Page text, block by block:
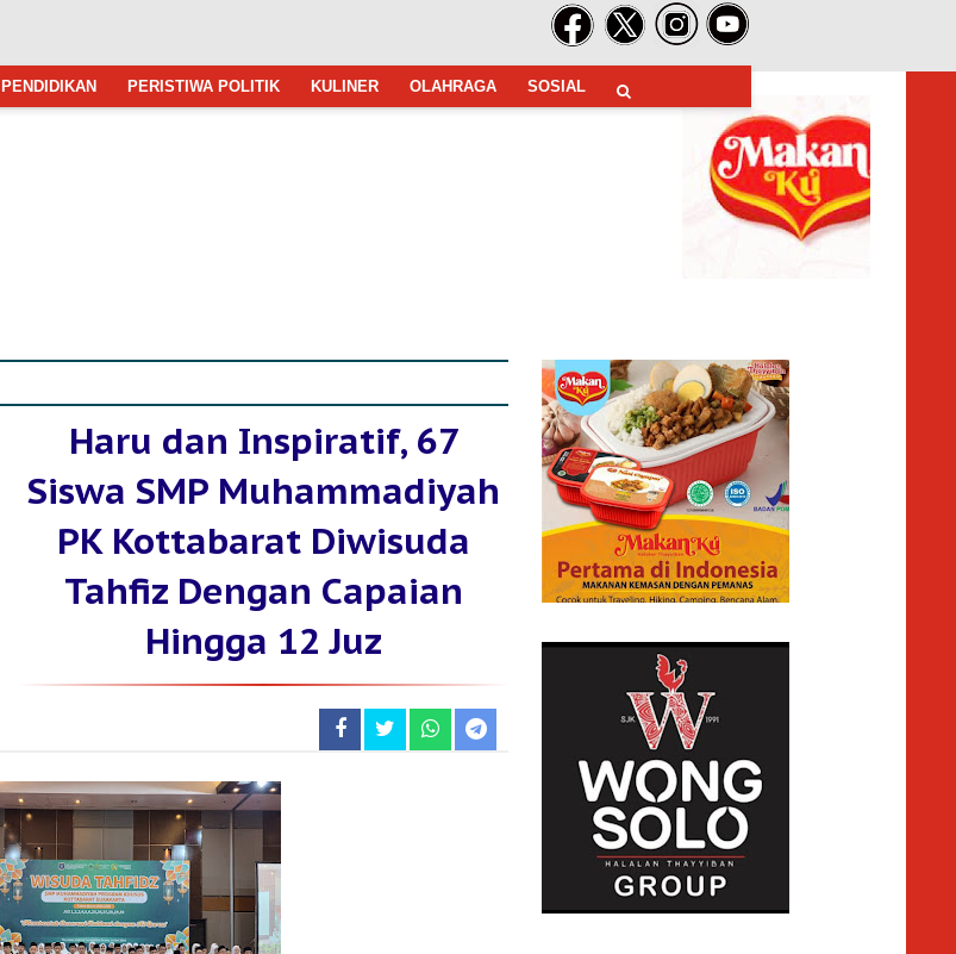
PENDIDIKAN PERISTIWA POLITIK KULINER OLAHRAGA SOSIAL
Haru dan Inspiratif, 67
Siswa SMP Muhammadiyah
PK Kottabarat Diwisuda
Tahfiz Dengan Capaian
Hingga 12 Juz